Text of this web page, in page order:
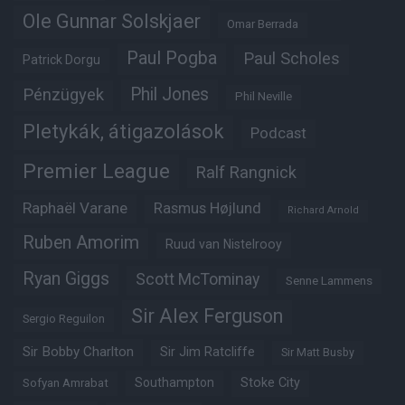
Ole Gunnar Solskjaer Omar Berrada
Patrick Dorgu Paul Pogba Paul Scholes
Pénzügyek Phil Jones Phil Neville
Pletykák, átigazolások Podcast
Premier League Ralf Rangnick
Raphaël Varane Rasmus Højlund Richard Arnold
Ruben Amorim Ruud van Nistelrooy
Ryan Giggs Scott McTominay Senne Lammens
Sergio Reguilon Sir Alex Ferguson
Sir Bobby Charlton Sir Jim Ratcliffe Sir Matt Busby
Sofyan Amrabat Southampton Stoke City